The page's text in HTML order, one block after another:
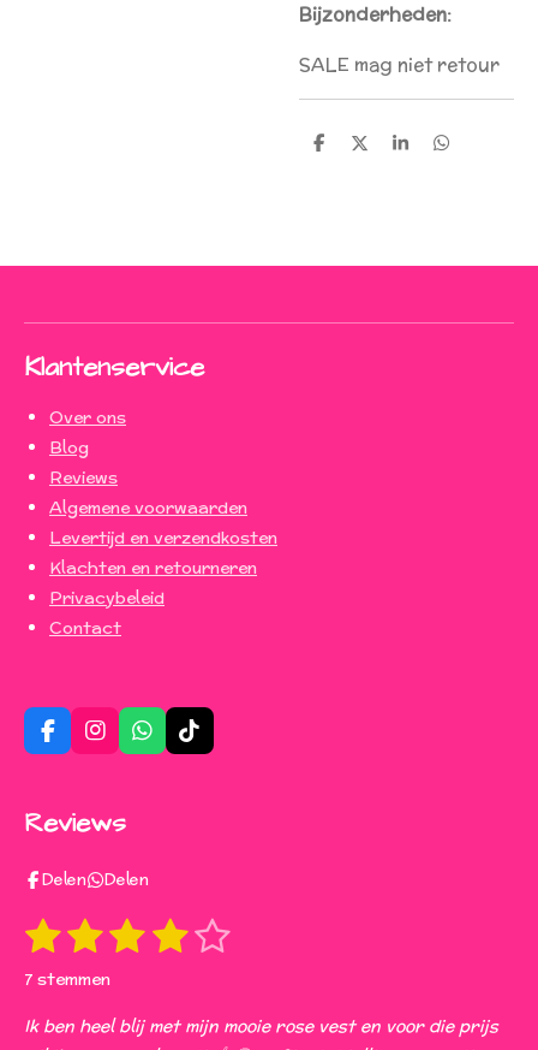
Bijzonderheden:
SALE mag niet retour
D D S D
Klantenservice
Over ons
Blog
Reviews
Algemene voorwaarden
Levertijd en verzendkosten
Klachten en retourneren
Privacybeleid
Contact
F
a
b
o
k
I
n
a
r
a
W
h
p
T
i
Reviews
Delen Delen
R
a
t
1
s
t
2
s
t
3
s
t
4
t
5
t
S
m
7 stemmen
Ik ben heel blij met mijn mooie rose vest en voor die prijs